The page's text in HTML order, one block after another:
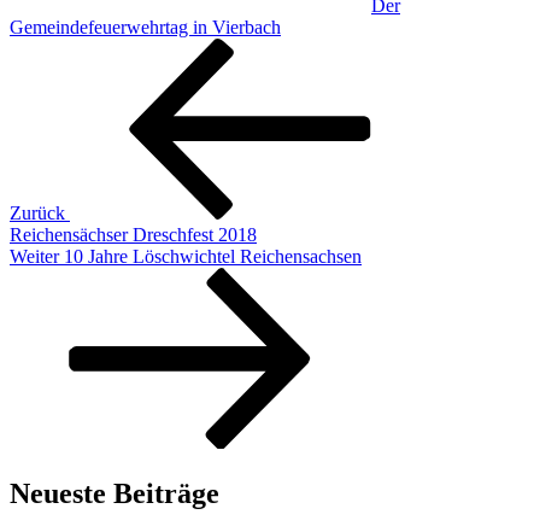
Der
Gemeindefeuerwehrtag in Vierbach
Beitragsnavigation
Zurück
Reichensächser Dreschfest 2018
Nächster
Weiter 10 Jahre Löschwichtel Reichensachsen
Neueste Beiträge